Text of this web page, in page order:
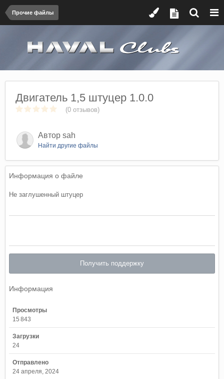
Прочие файлы
Двигатель 1,5 штуцер 1.0.0
(0 отзывов)
Автор sah
Найти другие файлы
Информация о файле
Не заглушенный штуцер
Получить поддержку
Информация
Просмотры
15 843
Загрузки
24
Отправлено
24 апреля, 2024